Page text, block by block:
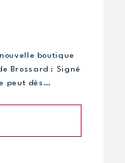
boutique
Brossard : Signé
peut dès…